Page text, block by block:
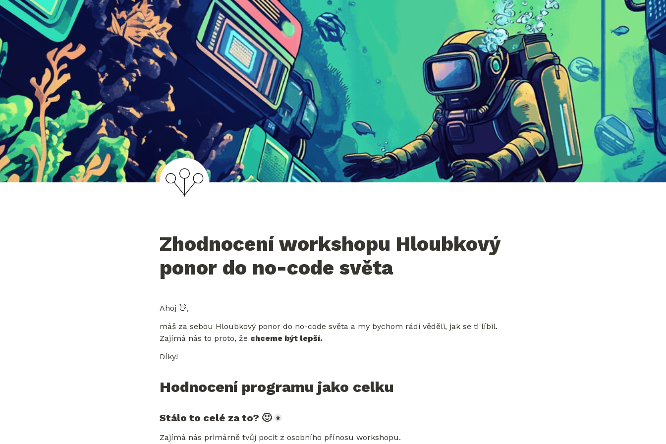
Zhodnocení workshopu Hloubkový
ponor do no-code světa
Ahoj 👋,
máš za sebou Hloubkový ponor do no-code světa a my bychom rádi věděli, jak se ti líbil.
Zajímá nás to proto, že chceme být lepší.
Díky!
Hodnocení programu jako celku
Stálo to celé za to? 🙂 *
Zajímá nás primárně tvůj pocit z osobního přínosu workshopu.